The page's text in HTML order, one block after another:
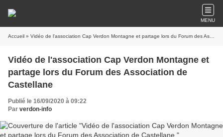
MENU
Accueil » Vidéo de l'association Cap Verdon Montagne et partage lors du Forum des Association de Castellane
Vidéo de l'association Cap Verdon Montagne et
partage lors du Forum des Association de
Castellane
Publié le 16/09/2020 à 09:22
Par verdon-info